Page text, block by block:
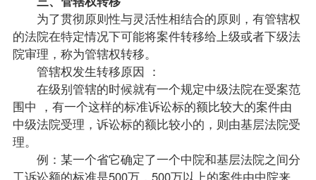
为了贯彻原则性与灵活性相结合的原则，有管辖权
的法院在特定情况下可能将案件转移给上级或者下级法
院审理，称为管辖权转移。
管辖权发生转移原因 ：
在级别管辖的时候就有一个规定中级法院在受案范
围中 ，有一个这样的标准诉讼标的额比较大的案件由
中级法院受理，诉讼标的额比较小的，则由基层法院受
理。
例：某一个省它确定了一个中院和基层法院之间分
工诉讼额的标准是500万，500万以上的案件由中院来